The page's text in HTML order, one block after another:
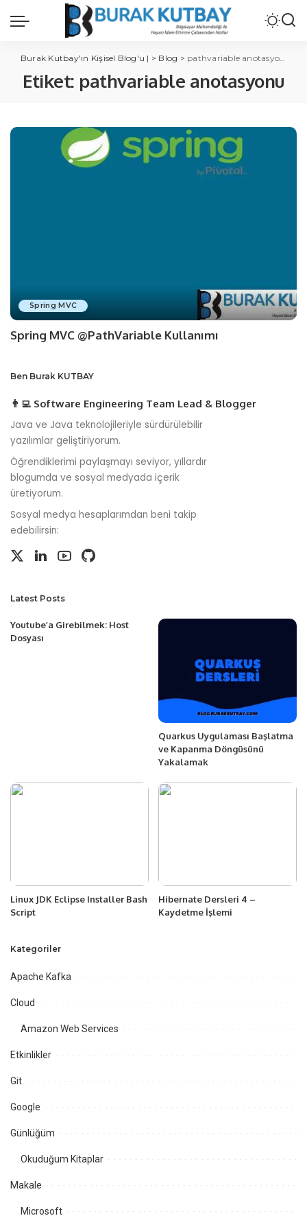
Burak Kutbay'ın Kişisel Blog'u | > Blog > pathvariable anotasyonu
Etiket: pathvariable anotasyonu
Spring MVC
Spring MVC @PathVariable Kullanımı
Ben Burak KUTBAY
👨‍💻 Software Engineering Team Lead & Blogger
Java ve Java teknolojileriyle sürdürülebilir
yazılımlar geliştiriyorum.
Öğrendiklerimi paylaşmayı seviyor, yıllardır
blogumda ve sosyal medyada içerik
üretiyorum.
Sosyal medya hesaplarımdan beni takip
edebilirsin:
Latest Posts
Youtube’a Girebilmek: Host
Dosyası
Quarkus Uygulaması Başlatma
ve Kapanma Döngüsünü
Yakalamak
Linux JDK Eclipse Installer Bash
Script
Hibernate Dersleri 4 –
Kaydetme İşlemi
Kategoriler
Apache Kafka
Cloud
Amazon Web Services
Etkinlikler
Git
Google
Günlüğüm
Okuduğum Kitaplar
Makale
Microsoft